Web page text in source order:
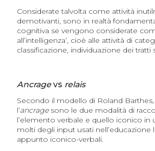
Considerate talvolta come attività
demotivanti, sono in realtà
cognitiva se vengono considerate
all’intelligenza’, cioè alle attività di
classificazione, individuazione dei tratti
Ancragevs relais
Secondo il modello di Roland Barthes,
l’ancragesono le due modalità di
l’elemento verbale e quello iconico in
molti degli input usati nell’educazione
appunto iconico-verbali.